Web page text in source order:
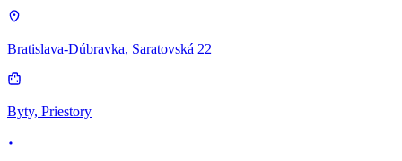
Bratislava-Dúbravka, Saratovská 22
Byty, Priestory